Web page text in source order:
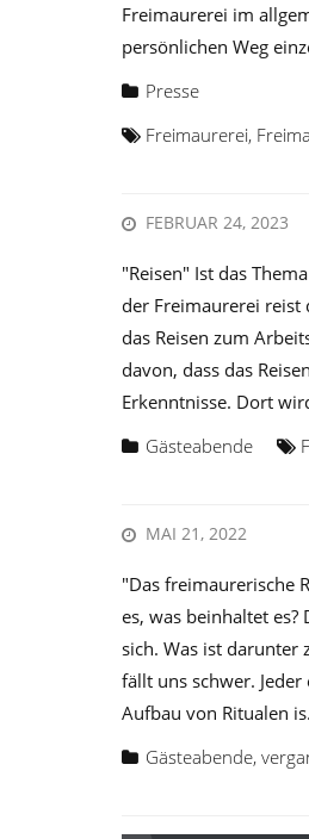
Freimaurerei im
persönlichen Weg
Presse
Freimaurerei,
FEBRUAR 24, 2023
"Reisen" Ist das
der Freimaurerei reist
das Reisen zum
davon, dass das
Erkenntnisse. Dort
Gästeabende
MAI 21, 2022
"Das freimaurerische
es, was beinhaltet
sich. Was ist darunter
fällt uns schwer.
Aufbau von Ritualen
Gästeabende,